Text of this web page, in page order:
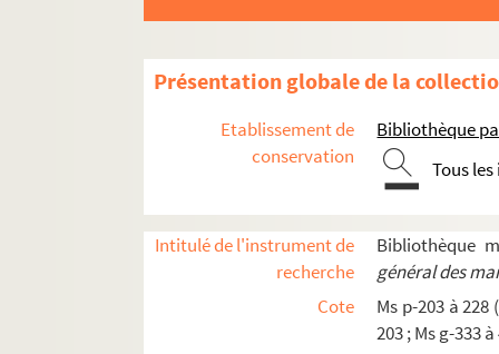
Présentation globale de la
Etablissement de
conservation
Bibliothèque
Tous
Intitulé de l'instrument de
recherche
Bibliothèque
général des
Cote
Ms p-203 à 228
203 ; Ms g-333
Ms p-209-39. Télégramme, Tunis
Ms p-209-40. Lettre autographe signée,
Ms p-209-41. Carte autographe signée, Paris
Ms p-209-42. Lettre autographe signée,
Ms p-209-44. Lettre autographe signée,
Ms p-209-45. Lettre autographe signée,
Ms p-209-46. Lettre autographe signée,
Ms p-209-47. Lettre autographe signée,